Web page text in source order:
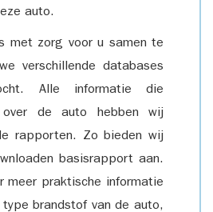
auto.
met zorg voor u samen te
verschillende databases
Alle informatie die
over de auto hebben wij
rapporten. Zo bieden wij
basisrapport aan.
meer praktische informatie
brandstof van de auto,